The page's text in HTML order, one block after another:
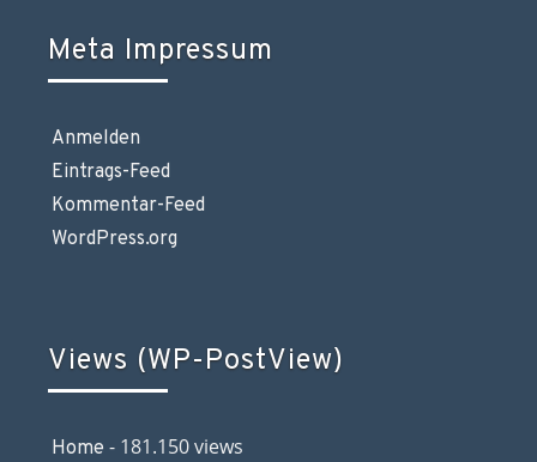
Meta Impressum
Anmelden
Eintrags-Feed
Kommentar-Feed
WordPress.org
Views (WP-PostView)
Home - 181.150 views